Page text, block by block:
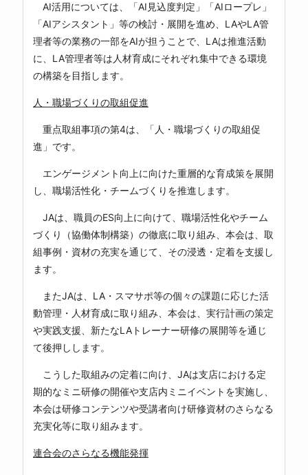
AI活用については、「AI見込度判定」「AIロープレ」
「AIアシスタント」等の検討・展開を進め、LAやLA管
理者等の業務の一部をAIが担うことで、LAは推進活動
に、LA管理者等は人材育成にそれぞれ集中できる環境
の構築を目指します。
人・職場づくりの取組促進
重点取組事項の第4は、「人・職場づくりの取組促
進」です。
エンゲージメント向上に向けた重層的な育成策を展開
し、職場活性化・チームづくりを推進します。
JAは、職員のES向上に向けて、職場活性化やチーム
づくり（協働体制構築）の徹底に取り組み、本会は、取
組事例・資材の充実を通じて、その浸透・定着を支援し
ます。
またJAは、LA・スマサポ等の個々の課題に応じた活
動管理・人材育成に取り組み、本会は、実行計画の策定
や実践支援、新たなLAトレーナー研修の展開等を通じ
て後押しします。
こうした取組みの定着に向け、JAは支店における定
期的なミニ研修の開催や支店内ミニイベントを実施し、
本会は研修コンテンツや受講者向け研修資材のさらなる
充実化等に取り組みます。
連合会のさらなる機能発揮